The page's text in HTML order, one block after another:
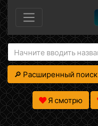
🔎 Расширенный поиск
Я смотрю